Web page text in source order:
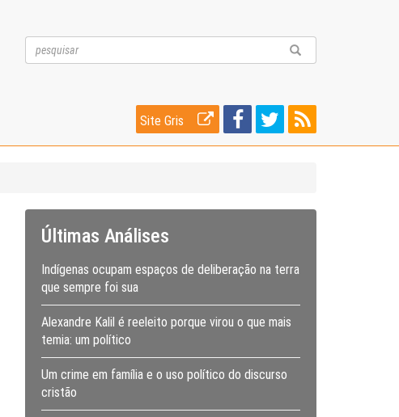
Site Gris
Últimas Análises
Indígenas ocupam espaços de deliberação na terra
que sempre foi sua
Alexandre Kalil é reeleito porque virou o que mais
temia: um político
Um crime em família e o uso político do discurso
cristão